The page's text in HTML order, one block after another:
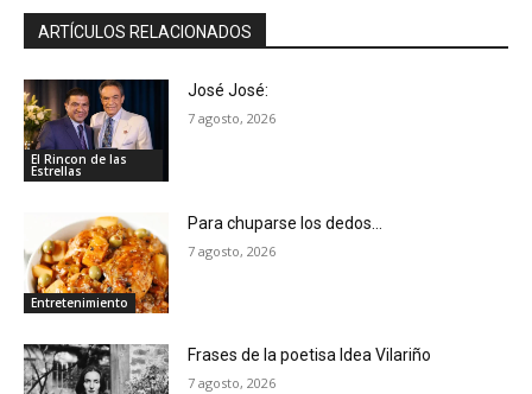
ARTÍCULOS RELACIONADOS
El Rincon de las
Estrellas
José José:
7 agosto, 2026
Entretenimiento
Para chuparse los dedos…
7 agosto, 2026
Frases de la poetisa Idea Vilariño
7 agosto, 2026